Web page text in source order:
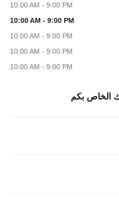
10:00 AM - 9:00 PM
10:00 AM - 9:00 PM
10:00 AM - 9:00 PM
10:00 AM - 9:00 PM
10:00 AM - 9:00 PM
الخاص بكم